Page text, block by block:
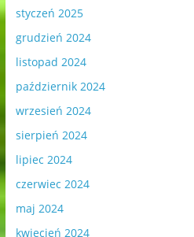
styczeń 2025
grudzień 2024
listopad 2024
październik 2024
wrzesień 2024
sierpień 2024
lipiec 2024
czerwiec 2024
maj 2024
kwiecień 2024